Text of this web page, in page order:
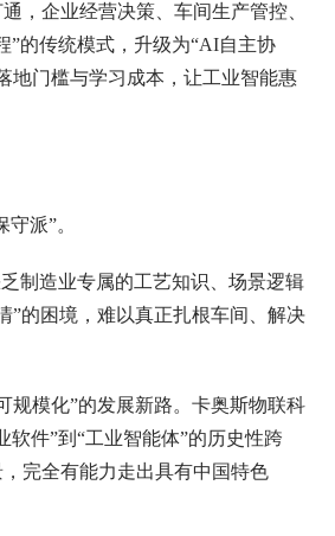
，企业经营决策、车间生产管控、
”的传统模式，升级为“AI自主协
地门槛与学习成本，让工业智能惠
派”。
制造业专属的工艺知识、场景逻辑
”的困境，难以真正扎根车间、解决
规模化”的发展新路。卡奥斯物联科
件”到“工业智能体”的历史性跨
完全有能力走出具有中国特色